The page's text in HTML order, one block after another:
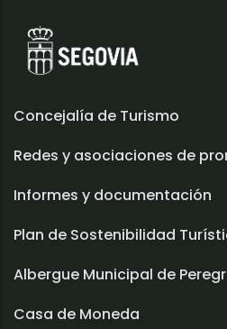
Concejalía de Turismo
Redes y asociaciones de
Informes y documentación
Plan de Sostenibilidad
Albergue Municipal de
Casa de Moneda